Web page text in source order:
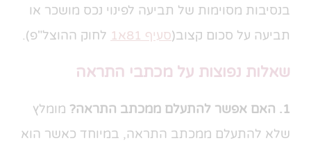
בנסיבות מסוימות של תביעה לפינוי נכס מושכר או
תביעה על סכום קצוב(סעיף 81א1 לחוק ההוצל"פ).
שאלות נפוצות על מכתבי התראה
1. האם אפשר להתעלם ממכתב התראה?
מומלץ
שלא להתעלם ממכתב התראה, במיוחד כאשר הוא